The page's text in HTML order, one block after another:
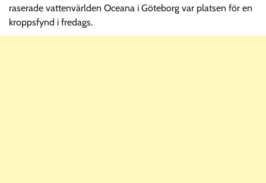
raserade vattenvärlden Oceana i Göteborg var platsen för en
kroppsfynd i fredags.